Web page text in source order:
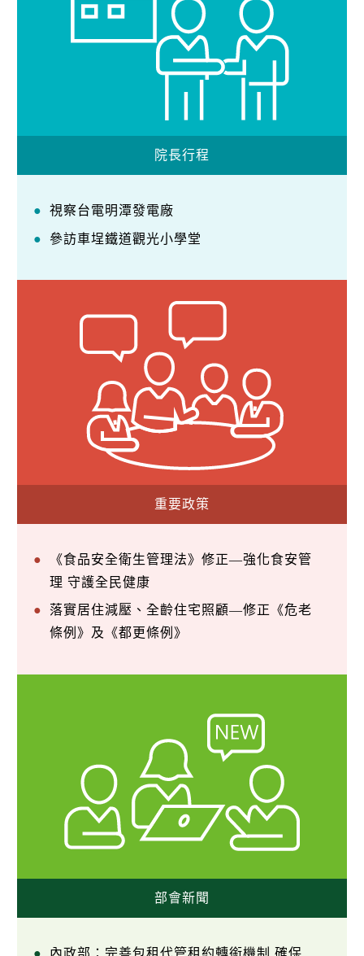
院長行程
視察台電明潭發電廠
參訪車埕鐵道觀光小學堂
重要政策
《食品安全衛生管理法》修正—強化食安管
理 守護全民健康
落實居住減壓、全齡住宅照顧—修正《危老
條例》及《都更條例》
部會新聞